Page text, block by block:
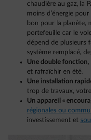
chaudière au gaz, la
moins d’énergie
bon pour la planète,
portefeuille car le
dépend de plusieurs
système remplacé,
Une double fonction,
et rafraîchir en été.
Une installation
trop de travaux,
Un appareil «
régionales ou
investissement et